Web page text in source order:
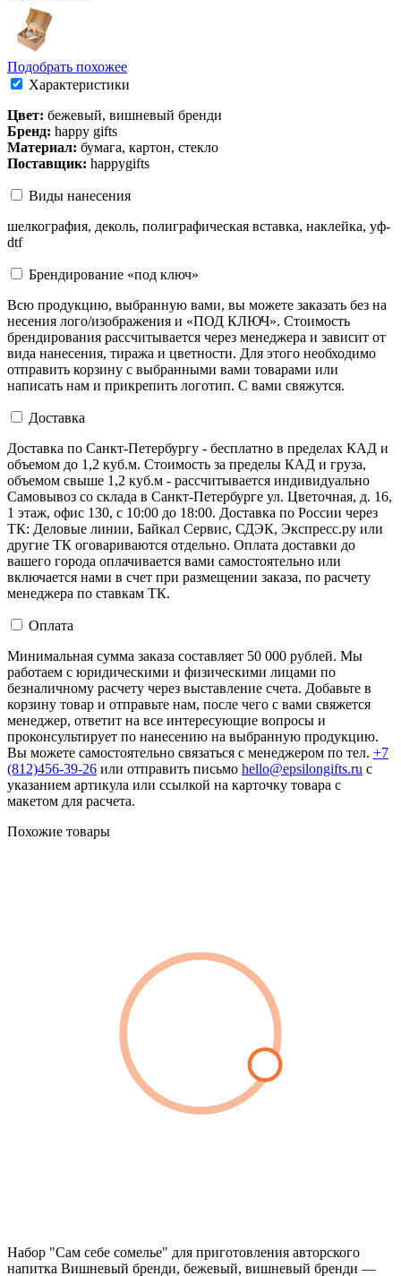
Подобрать похожее
Характеристики
Цвет: бежевый, вишневый бренди
Бренд: happy gifts
Материал: бумага, картон, стекло
Поставщик: happygifts
Виды нанесения
шелкография, деколь, полиграфическая вставка, наклейка, уф-
dtf
Брендирование «под ключ»
Всю продукцию, выбранную вами, вы можете заказать без на
несения лого/изображения и «ПОД КЛЮЧ». Стоимость
брендирования рассчитывается через менеджера и зависит от
вида нанесения, тиража и цветности. Для этого необходимо
отправить корзину с выбранными вами товарами или
написать нам и прикрепить логотип. С вами свяжутся.
Доставка
Доставка по Санкт-Петербургу - бесплатно в пределах КАД и
объемом до 1,2 куб.м. Стоимость за пределы КАД и груза,
объемом свыше 1,2 куб.м - рассчитывается индивидуально
Самовывоз со склада в Санкт-Петербурге ул. Цветочная, д. 16,
1 этаж, офис 130, с 10:00 до 18:00. Доставка по России через
ТК: Деловые линии, Байкал Сервис, СДЭК, Экспресс.ру или
другие ТК оговариваются отдельно. Оплата доставки до
вашего города оплачивается вами самостоятельно или
включается нами в счет при размещении заказа, по расчету
менеджера по ставкам ТК.
Оплата
Минимальная сумма заказа составляет 50 000 рублей. Мы
работаем с юридическими и физическими лицами по
безналичному расчету через выставление счета. Добавьте в
корзину товар и отправьте нам, после чего с вами свяжется
менеджер, ответит на все интересующие вопросы и
проконсультирует по нанесению на выбранную продукцию.
Вы можете самостоятельно связаться с менеджером по тел. +7
(812)456-39-26 или отправить письмо hello@epsilongifts.ru с
указанием артикула или ссылкой на карточку товара с
макетом для расчета.
Похожие товары
Набор "Сам себе сомелье" для приготовления авторского
напитка Вишневый бренди, бежевый, вишневый бренди —